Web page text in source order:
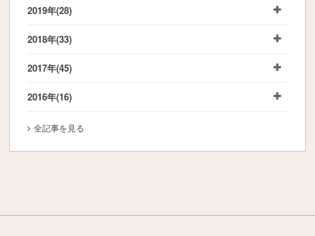
2019年(28)
2018年(33)
2017年(45)
2016年(16)
全記事を見る